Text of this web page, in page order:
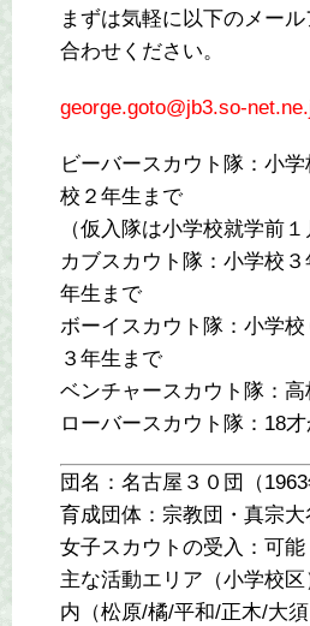
まずは気軽に以下のメー
合わせください。
george.goto@jb3.so-
ビーバースカウト隊：小
校２年生まで
（仮入隊は小学校就学前１
カブスカウト隊：小学校
年生まで
ボーイスカウト隊：小学
３年生まで
ベンチャースカウト隊：高
ローバースカウト隊：18才
団名：名古屋３０団（1963
育成団体：宗教団・真宗大
女子スカウトの受入：可能
主な活動エリア（小学校
内（松原/橘/平和/正木/大須